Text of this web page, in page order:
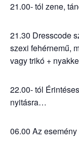
21.00- tól zene,
21.30 Dresscode
szexi fehérnemű,
vagy trikó +
22.00- tól
nyitásra…
06.00 Az